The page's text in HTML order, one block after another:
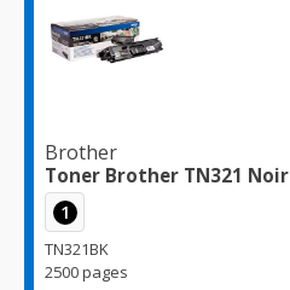
Brother
Toner Brother TN321 Noir
1
TN321BK
2500 pages